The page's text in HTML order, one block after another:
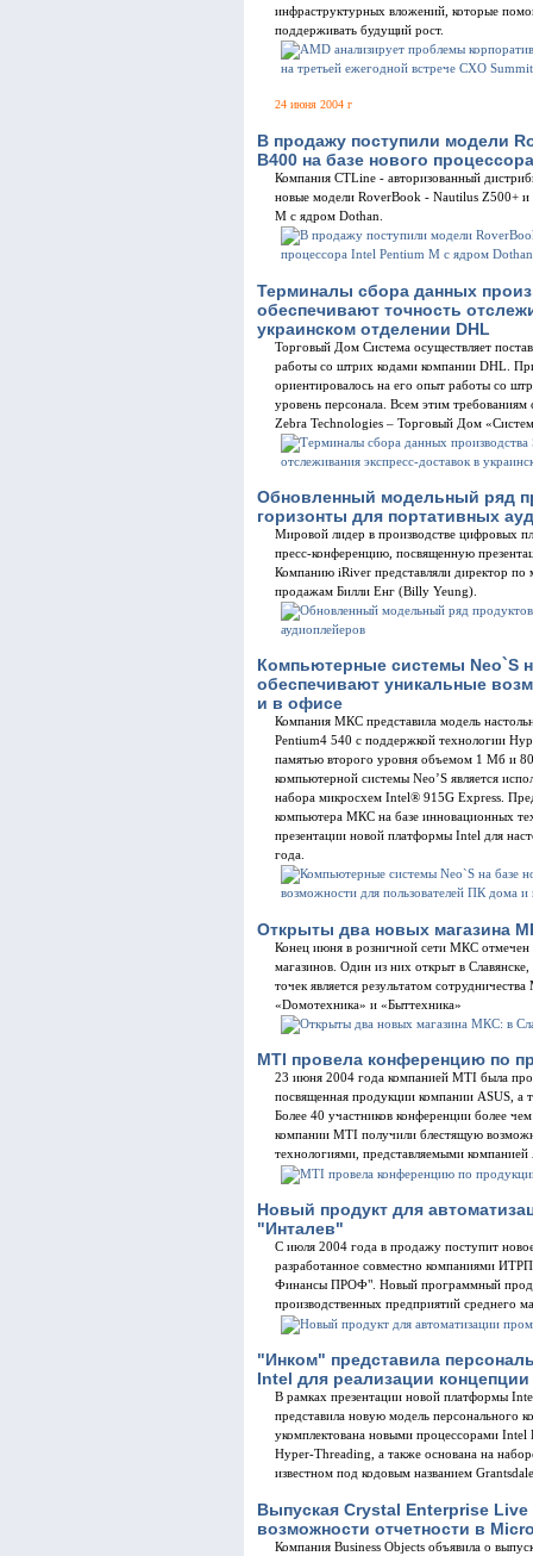
инфраструктурных вложений, которые
поддерживать будущий рост.
24 июня 2004 г
В продажу поступили модели
B400 на базе нового
Компания CTLine - авторизованный
новые модели RoverBook - Nautilus Z500+ и
M с ядром Dothan.
Терминалы сбора данных
обеспечивают точность
украинском отделении DHL
Торговый Дом Система осуществляет
работы со штрих кодами компании DHL.
ориентировалось на его опыт работы со
уровень персонала. Всем этим требованиям
Zebra Technologies – Торговый Дом
Обновленный модельный ряд
горизонты для портативных
Мировой лидер в производстве цифровых
пресс-конференцию, посвященную
Компанию iRiver представляли директор
продажам Билли Енг (Billy Yeung).
Компьютерные системы Neo`S
обеспечивают уникальные
и в офисе
Компания МКС представила модель
Pentium4 540 с поддержкой технологии
памятью второго уровня объемом 1 Мб и
компьютерной системы Neo’S является
набора микросхем Intel® 915G Express.
компьютера МКС на базе инновационных
презентации новой платформы Intel для
года.
Открыты два новых магазина
Конец июня в розничной сети МКС отмечен
магазинов. Один из них открыт в
точек является результатом
«Dомотехника» и «Быттехника»
MTI провела конференцию по
23 июня 2004 года компанией MTI была
посвященная продукции компании ASUS, а
Более 40 участников конференции более
компании MTI получили блестящую
технологиями, представляемыми
Новый продукт для
"Инталев"
С июля 2004 года в продажу поступит
разработанное совместно компаниями
Финансы ПРОФ". Новый программный
производственных предприятий среднего
"Инком" представила
Intel для реализации
В рамках презентации новой платформы
представила новую модель персонального
укомплектована новыми процессорами
Hyper-Threading, а также основана на
известном под кодовым названием
Выпуская Crystal Enterprise
возможности отчетности в
Компания Business Objects объявила о